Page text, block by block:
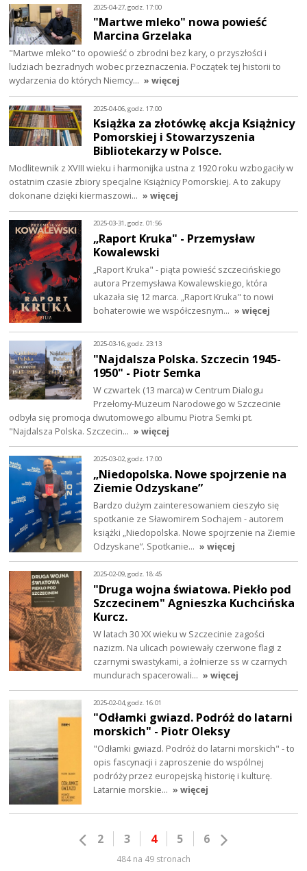
2025-04-27, godz. 17:00
"Martwe mleko" nowa powieść
Marcina Grzelaka
"Martwe mleko" to opowieść o zbrodni bez kary, o przyszłości i
ludziach bezradnych wobec przeznaczenia. Początek tej historii to
wydarzenia do których Niemcy… » więcej
2025-04-06, godz. 17:00
Książka za złotówkę akcja Książnicy
Pomorskiej i Stowarzyszenia
Bibliotekarzy w Polsce.
Modlitewnik z XVIII wieku i harmonijka ustna z 1920 roku wzbogaciły w
ostatnim czasie zbiory specjalne Książnicy Pomorskiej. A to zakupy
dokonane dzięki kiermaszowi… » więcej
2025-03-31, godz. 01:56
„Raport Kruka" - Przemysław
Kowalewski
„Raport Kruka" - piąta powieść szczecińskiego
autora Przemysława Kowalewskiego, która
ukazała się 12 marca. „Raport Kruka" to nowi
bohaterowie we współczesnym… » więcej
2025-03-16, godz. 23:13
"Najdalsza Polska. Szczecin 1945-
1950" - Piotr Semka
W czwartek (13 marca) w Centrum Dialogu
Przełomy-Muzeum Narodowego w Szczecinie
odbyła się promocja dwutomowego albumu Piotra Semki pt.
"Najdalsza Polska. Szczecin… » więcej
2025-03-02, godz. 17:00
„Niedopolska. Nowe spojrzenie na
Ziemie Odzyskane”
Bardzo dużym zainteresowaniem cieszyło się
spotkanie ze Sławomirem Sochajem - autorem
książki „Niedopolska. Nowe spojrzenie na Ziemie
Odzyskane”. Spotkanie… » więcej
2025-02-09, godz. 18:45
"Druga wojna światowa. Piekło pod
Szczecinem" Agnieszka Kuchcińska
Kurcz.
W latach 30 XX wieku w Szczecinie zagości
nazizm. Na ulicach powiewały czerwone flagi z
czarnymi swastykami, a żołnierze ss w czarnych
mundurach spacerowali… » więcej
2025-02-04, godz. 16:01
"Odłamki gwiazd. Podróż do latarni
morskich" - Piotr Oleksy
"Odłamki gwiazd. Podróż do latarni morskich" - to
opis fascynacji i zaproszenie do wspólnej
podróży przez europejską historię i kulturę.
Latarnie morskie… » więcej
2 3 4 5 6
484 na 49 stronach